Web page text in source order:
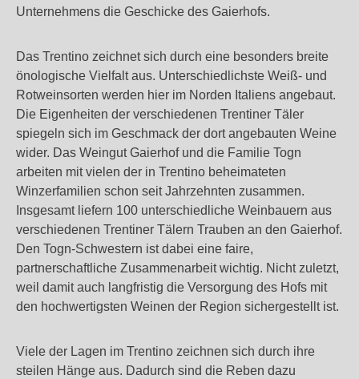
Unternehmens die Geschicke des Gaierhofs.
Das Trentino zeichnet sich durch eine besonders breite
önologische Vielfalt aus. Unterschiedlichste Weiß- und
Rotweinsorten werden hier im Norden Italiens angebaut.
Die Eigenheiten der verschiedenen Trentiner Täler
spiegeln sich im Geschmack der dort angebauten Weine
wider. Das Weingut Gaierhof und die Familie Togn
arbeiten mit vielen der in Trentino beheimateten
Winzerfamilien schon seit Jahrzehnten zusammen.
Insgesamt liefern 100 unterschiedliche Weinbauern aus
verschiedenen Trentiner Tälern Trauben an den Gaierhof.
Den Togn-Schwestern ist dabei eine faire,
partnerschaftliche Zusammenarbeit wichtig. Nicht zuletzt,
weil damit auch langfristig die Versorgung des Hofs mit
den hochwertigsten Weinen der Region sichergestellt ist.
Viele der Lagen im Trentino zeichnen sich durch ihre
steilen Hänge aus. Dadurch sind die Reben dazu